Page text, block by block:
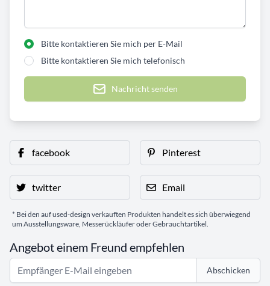
Bitte kontaktieren Sie mich per E-Mail
Bitte kontaktieren Sie mich telefonisch
Nachricht senden
facebook Pinterest
twitter Email
* Bei den auf used-design verkauften Produkten handelt es sich überwiegend
um Ausstellungsware, Messerückläufer oder Gebrauchtartikel.
Angebot einem Freund empfehlen
Abschicken